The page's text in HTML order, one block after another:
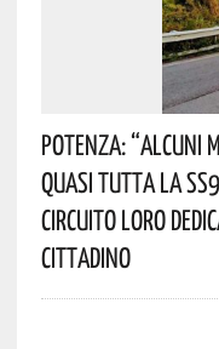
Potenza: “alcuni
Quasi Tutta La
Circuito Loro
Cittadino